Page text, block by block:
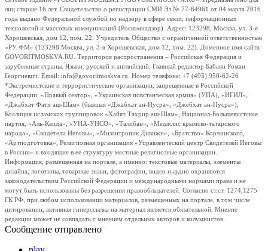
лиц старше 16 лет. Свидетельство о регистрации СМИ Эл № 77-64961 от 04 марта 2016
года выдано Федеральной службой по надзору в сфере связи, информационных
технологий и массовых коммуникаций (Роскомнадзор). Адрес: 123298, Москва, ул. 3-я
Хорошевская, дом 12, пом. 22. Учредитель Общество с ограниченной ответственностью
«РУ ФМ» (123298 Москва, ул. 3-я Хорошевская, дом 12, пом. 22). Доменное имя сайта
GOVORITMOSKVA.RU. Территория распространения – Российская Федерация и
зарубежные страны. Языки: русский и английский. Главный редактор Бабаян Роман
Георгиевич. Email: info@govoritmoskva.ru. Номер телефона: +7 (495) 950-62-26
*Экстремистские и террористические организации, запрещенные в Российской
Федерации: «Правый сектор», «Украинская повстанческая армия» (УПА), «ИГИЛ»,
«Джабхат Фатх аш-Шам» (бывшая «Джабхат ан-Нусра», «Джебхат ан-Нусра»),
Коалиция исламских группировок «Хайят Тахрир аш-Шам», Национал-Большевистская
партия, «Аль-Каида», «УНА-УНСО», «Талибан», «Меджлис крымско-татарского
народа», «Свидетели Иеговы», «Мизантропик Дивижн», «Братство» Корчинского,
«Артподготовка», Религиозная организация «Управленческий центр Свидетелей Иеговы
в России» и входящие в ее структуру местные религиозные организации.
Информация, размещенная на портале, а именно: текстовые материалы, элементы
дизайна, логотипы, товарные знаки, фотографии, видео и аудио охраняются
законодательством Российской Федерации и международными нормами права и не
могут быть использованы без разрешения правообладателей. Согласно ст.ст. 1274,1275
ГК РФ, при любом использовании материалов, размещенных на портале, в том числе
цитировании, активная гиперссылка на материал является обязательной. Мнение
редакции может не совпадать с мнением отдельных авторов и колумнистов.
Сообщение отправлено